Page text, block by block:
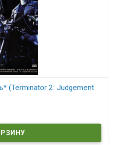
(Terminator 2: Judgement